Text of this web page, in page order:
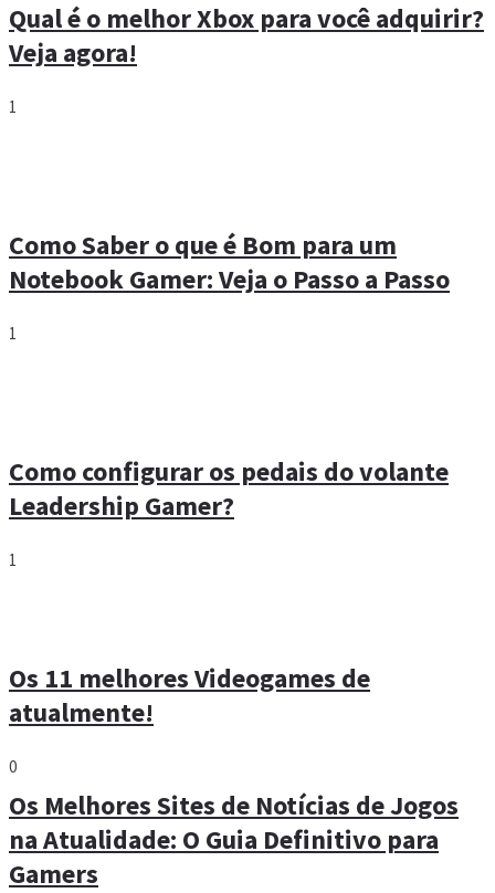
Qual é o melhor Xbox para você adquirir?
Veja agora!
1
Como Saber o que é Bom para um
Notebook Gamer: Veja o Passo a Passo
1
Como configurar os pedais do volante
Leadership Gamer?
1
Os 11 melhores Videogames de
atualmente!
0
Os Melhores Sites de Notícias de Jogos
na Atualidade: O Guia Definitivo para
Gamers